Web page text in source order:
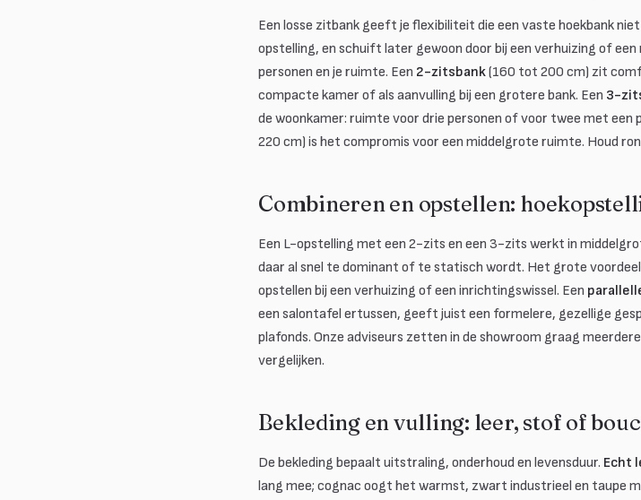
Een losse zitbank geeft je flexibiliteit die een vaste hoekbank
opstelling, en schuift later gewoon door bij een verhuizing of een
personen en je ruimte. Een 2-zitsbank(160 tot 200 cm) zit
compacte kamer of als aanvulling bij een grotere bank. Een 3-
de woonkamer: ruimte voor drie personen of voor twee met een
220 cm) is het compromis voor een middelgrote ruimte. Houd
Combineren en opstellen:
Een L-opstelling met een 2-zits en een 3-zits werkt in
daar al snel te dominant of te statisch wordt. Het grote
opstellen bij een verhuizing of een inrichtingswissel. Een
een salontafel ertussen, geeft juist een formelere, gezellige
plafonds. Onze adviseurs zetten in de showroom graag
vergelijken.
Bekleding en vulling: leer, stof of
De bekleding bepaalt uitstraling, onderhoud en levensduur. Echt
lang mee; cognac oogt het warmst, zwart industrieel en taupe